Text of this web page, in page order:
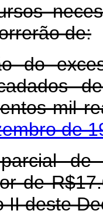
de:
do
mil
de
de
de
II deste